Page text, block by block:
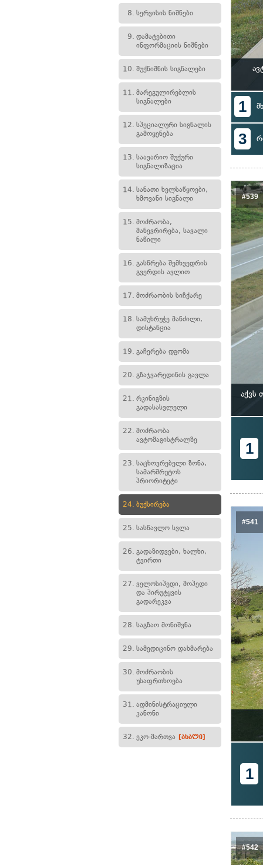
8. სერვისის ნიშნები
9. დამატებითი
ინფორმაციის ნიშნები
10. შუქნიშნის სიგნალები
11. მარეგულირებლის
სიგნალები
12. სპეციალური სიგნალის
გამოყენება
13. საავარიო შუქური
სიგნალიზაცია
14. სანათი ხელსაწყოები,
ხმოვანი სიგნალი
15. მოძრაობა,
მანევრირება, სავალი
ნაწილი
16. გასწრება შემხვედრის
გვერდის ავლით
17. მოძრაობის სიჩქარე
18. სამუხრუჭე მანძილი,
დისტანცია
19. გაჩერება დგომა
20. გზაჯვარედინის გავლა
21. რკინიგზის
გადასასვლელი
22. მოძრაობა
ავტომაგისტრალზე
23. საცხოვრებელი ზონა,
სამარშრუტოს
პრიორიტეტი
24. ბუქსირება
25. სასწავლო სვლა
26. გადაზიდვები, ხალხი,
ტვირთი
27. ველოსიპედი, მოპედი
და პირუტყვის
გადარეკვა
28. საგზაო მონიშვნა
29. სამედიცინო დახმარება
30. მოძრაობის
უსაფრთხოება
31. ადმინისტრაციული
კანონი
32. ეკო-მართვა [ახალი]
1
3
#539
აქვს
1
#541
1
#542